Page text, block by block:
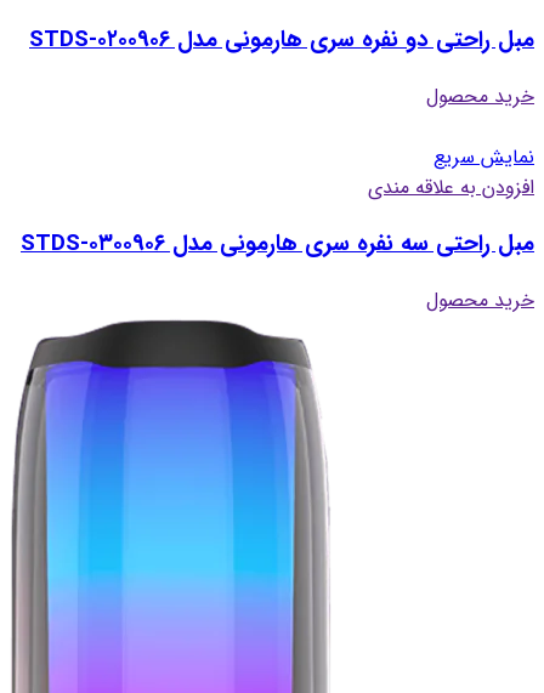
مبل راحتی دو نفره سری هارمونی مدل STDS-۰۲۰۰۹۰۶
خرید محصول
نمایش سریع
افزودن به علاقه مندی
مبل راحتی سه نفره سری هارمونی مدل STDS-۰۳۰۰۹۰۶
خرید محصول